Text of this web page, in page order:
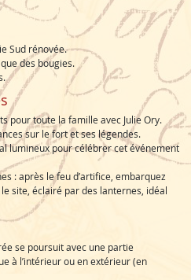
Sud rénovée.
des bougies.
pour toute la famille avec Julie Ory.
sur le fort et ses légendes.
lumineux pour célébrer cet événement
: après le feu d’artifice, embarquez
site, éclairé par des lanternes, idéal
se poursuit avec une partie
à l’intérieur ou en extérieur (en